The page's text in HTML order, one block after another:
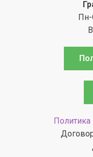
Пн-